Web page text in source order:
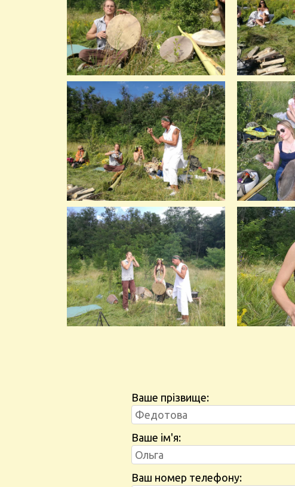
Ваше прізвище:
Ваше ім'я:
Ваш номер телефону: